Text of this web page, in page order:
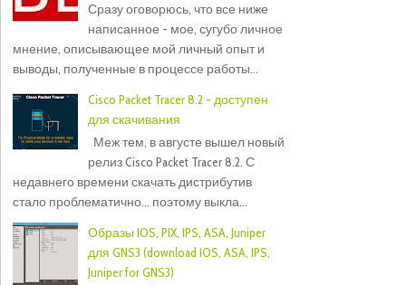
Сразу оговорюсь, что все ниже
написанное - мое, сугубо личное
мнение, описывающее мой личный опыт и
выводы, полученные в процессе работы...
Cisco Packet Tracer 8.2 - доступен
для скачивания
Меж тем, в августе вышел новый
релиз Cisco Packet Tracer 8.2. С
недавнего времени скачать дистрибутив
стало проблематично... поэтому выкла...
Образы IOS, PIX, IPS, ASA, Juniper
для GNS3 (download IOS, ASA, IPS,
Juniper for GNS3)